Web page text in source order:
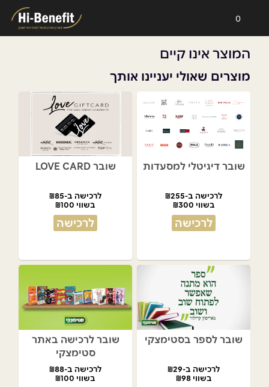
0
המוצר אינו קיים
מוצרים שאולי יעניינו אותך
שובר דיגיטלי למסעדות
לרכישה ב-₪255
בשווי ₪300
לרכישה
שובר LOVE CARD
לרכישה ב-₪85
בשווי ₪100
לרכישה
שובר לספר בסטימצקי
לרכישה ב-₪29
בשווי ₪98
שובר לרכישה באתר
סטימצקי
לרכישה ב-₪88
בשווי ₪100